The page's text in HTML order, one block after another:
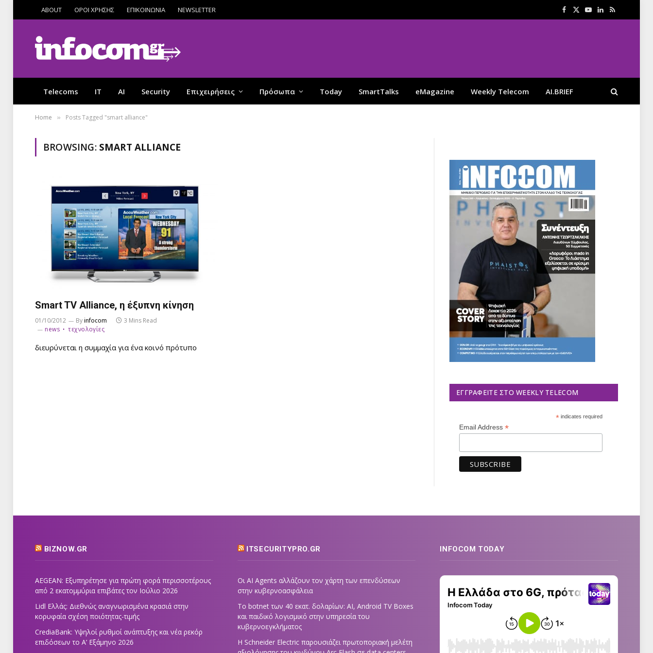
ABOUT ΟΡΟΙ ΧΡΗΣΗΣ ΕΠΙΚΟΙΝΩΝΙΑ NEWSLETTER Facebook
X
YouTube
LinkedIn
RSS
Telecoms IT AI Security Επιχειρήσεις Πρόσωπα Today SmartTalks eMagazine Weekly Telecom AI.BRIEF
Home » Posts Tagged "smart alliance"
BROWSING: SMART ALLIANCE
Smart TV Alliance, η έξυπνη κίνηση
01/10/2012 Byinfocom
3 Mins Read
news
τεχνολογίες
διευρύνεται η συμμαχία για ένα κοινό πρότυπο
ΕΓΓΡΑΦΕΊΤΕ ΣΤΟ WEEKLY TELECOM
*indicates required
Email Address *
BIZNOW.GR
AEGEAN: Εξυπηρέτησε για πρώτη φορά περισσοτέρους
από 2 εκατομμύρια επιβάτες τον Ιούλιο 2026
Lidl Ελλάς: Διεθνώς αναγνωρισμένα κρασιά στην
κορυφαία σχέση ποιότητας-τιμής
CrediaBank: Υψηλοί ρυθμοί ανάπτυξης και νέα ρεκόρ
επιδόσεων το Α’ Εξάμηνο 2026
ITSECURITYPRO.GR
Οι AI Agents αλλάζουν τον χάρτη των επενδύσεων
στην κυβερνοασφάλεια
Το botnet των 40 εκατ. δολαρίων: AI, Android TV Boxes
και παιδικό λογισμικό στην υπηρεσία του
κυβερνοεγκλήματος
Η Schneider Electric παρουσιάζει πρωτοποριακή μελέτη
INFOCOM TODAY